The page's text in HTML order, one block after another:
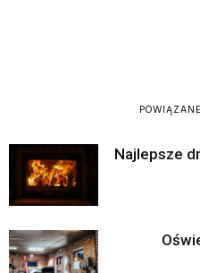
Najlepsze